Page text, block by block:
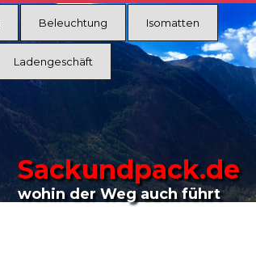
Beleuchtung Isomatten
Ladengeschäft
Sackundpack.de
wohin der Weg auch führt